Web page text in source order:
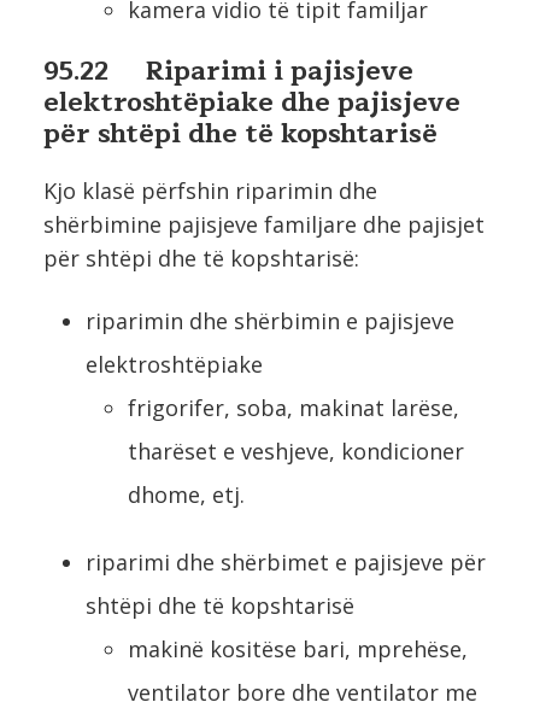
kamera vidio të tipit familjar
95.22 Riparimi i pajisjeve
elektroshtëpiake dhe pajisjeve
për shtëpi dhe të kopshtarisë
Kjo klasë përfshin riparimin dhe
shërbimine pajisjeve familjare dhe pajisjet
për shtëpi dhe të kopshtarisë:
riparimin dhe shërbimin e pajisjeve
elektroshtëpiake
frigorifer, soba, makinat larëse,
tharëset e veshjeve, kondicioner
dhome, etj.
riparimi dhe shërbimet e pajisjeve për
shtëpi dhe të kopshtarisë
makinë kositëse bari, mprehëse,
ventilator bore dhe ventilator me